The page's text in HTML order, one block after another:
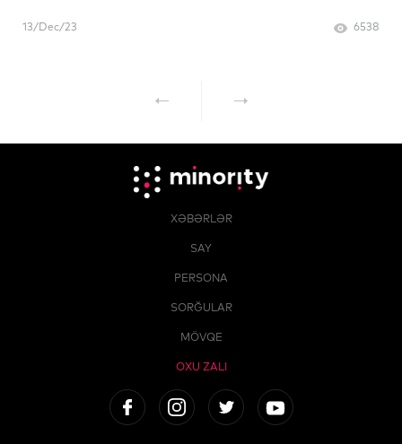
13/Dec/23 6538
XƏBƏRLƏR
SAY
PERSONA
SORĞULAR
MÖVQE
OXU ZALI